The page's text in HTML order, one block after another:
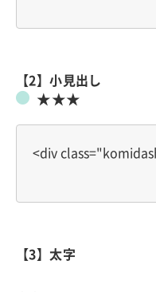
【2】小見出し
★★★
【3】太字